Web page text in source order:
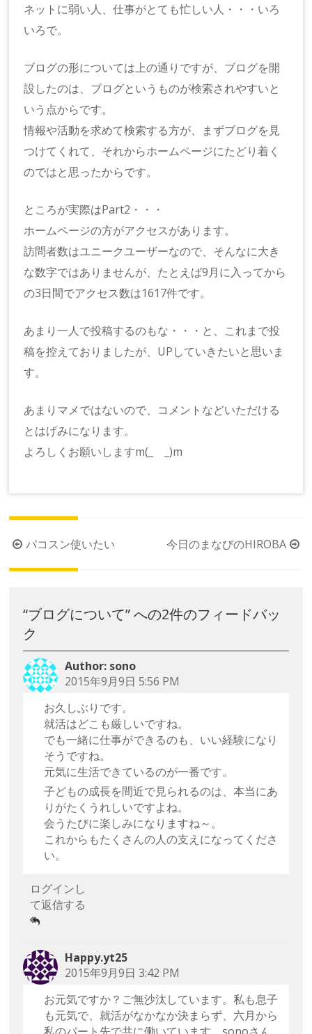
ネットに弱い人、仕事がとても忙しい人・・・いろ
いろで。
ブログの形については上の通りですが、ブログを開
設したのは、ブログというものが検索されやすいと
いう点からです。
情報や活動を求めて検索する方が、まずブログを見
つけてくれて、それからホームページにたどり着く
のではと思ったからです。
ところが実際はPart2・・・
ホームページの方がアクセスがあります。
訪問者数はユニークユーザーなので、そんなに大き
な数字ではありませんが、たとえば9月に入ってから
の3日間でアクセス数は1617件です。
あまり一人で投稿するのもな・・・と、これまで投
稿を控えておりましたが、UPしていきたいと思いま
す。
あまりマメではないので、コメントなどいただける
とはげみになります。
よろしくお願いしますm(_ _)m
投
稿
パコスン使いたい 今日のまなびのHIROBA
“ブログについて” への2件のフィードバッ
ク
sono
2015年9月9日 5:56 PM
お久しぶりです。
就活はどこも厳しいですね。
でも一緒に仕事ができるのも、いい経験になり
そうですね。
元気に生活できているのが一番です。
子どもの成長を間近で見られるのは、本当にあ
りがたくうれしいですよね。
会うたびに楽しみになりますね～。
これからもたくさんの人の支えになってくださ
い。
ログインし
て返信する
Happy.yt25
2015年9月9日 3:42 PM
お元気ですか？ご無沙汰しています。私も息子
も元気で、就活がなかなか決まらず、六月から